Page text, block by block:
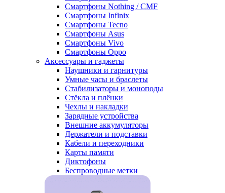
Смартфоны Nothing / CMF
Смартфоны Infinix
Смартфоны Tecno
Смартфоны Asus
Смартфоны Vivo
Смартфоны Oppo
Аксессуары и гаджеты
Наушники и гарнитуры
Умные часы и браслеты
Стабилизаторы и моноподы
Стёкла и плёнки
Чехлы и накладки
Зарядные устройства
Внешние аккумуляторы
Держатели и подставки
Кабели и переходники
Карты памяти
Диктофоны
Беспроводные метки